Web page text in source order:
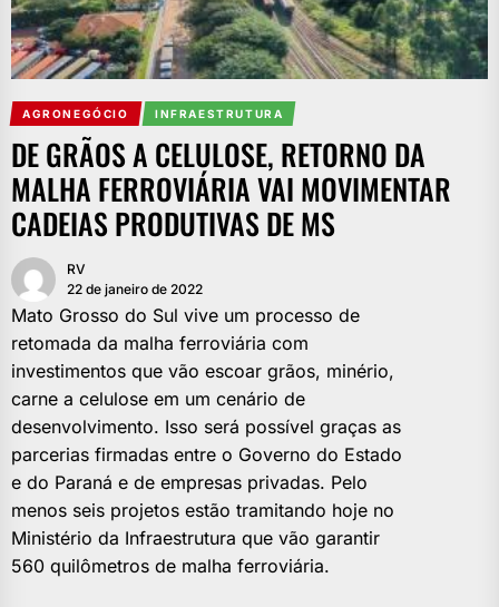
AGRONEGÓCIO INFRAESTRUTURA
DE GRÃOS A CELULOSE, RETORNO DA
MALHA FERROVIÁRIA VAI MOVIMENTAR
CADEIAS PRODUTIVAS DE MS
RV
22 de janeiro de 2022
Mato Grosso do Sul vive um processo de
retomada da malha ferroviária com
investimentos que vão escoar grãos, minério,
carne a celulose em um cenário de
desenvolvimento. Isso será possível graças as
parcerias firmadas entre o Governo do Estado
e do Paraná e de empresas privadas. Pelo
menos seis projetos estão tramitando hoje no
Ministério da Infraestrutura que vão garantir
560 quilômetros de malha ferroviária.